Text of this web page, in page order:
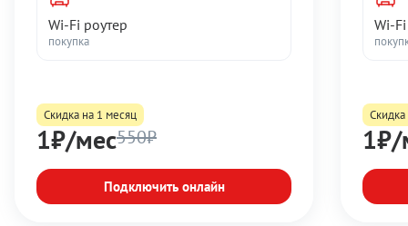
Wi-Fi роутер
покупка
Скидка на 1 месяц
1₽/мес550₽
Подключить онлайн
Wi-
1₽/